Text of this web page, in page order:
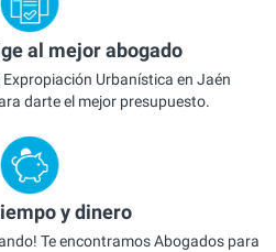
al mejor abogado
Urbanística en Jaén
darte el mejor presupuesto.
y dinero
Te encontramos Abogados para